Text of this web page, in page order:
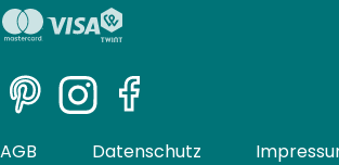
PinterestInstagramFacebook
AGB Datenschutz